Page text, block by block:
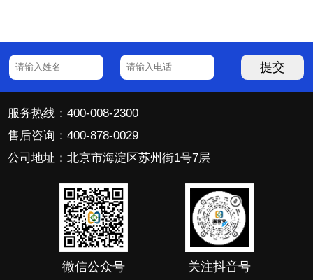
提交
服务热线：400-008-2300
售后咨询：400-878-0029
公司地址：北京市海淀区苏州街1号7层
微信公众号 关注抖音号